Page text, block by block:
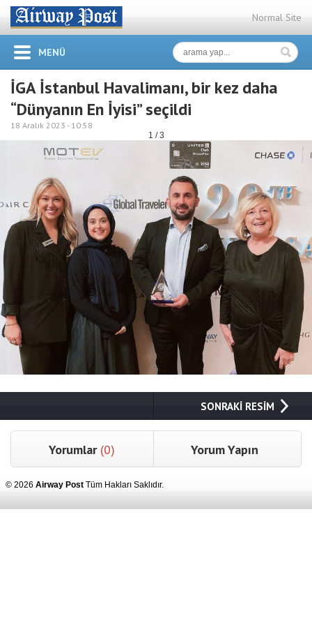
Normal Site
MENÜ
İGA İstanbul Havalimanı, bir kez daha
“Dünyanın En İyisi” seçildi
18 Aralık 2023 - 10:58
1 / 3
SONRAKİ RESİM
Yorumlar (0) Yorum Yapın
© 2026 Airway Post Tüm Hakları Saklıdır.